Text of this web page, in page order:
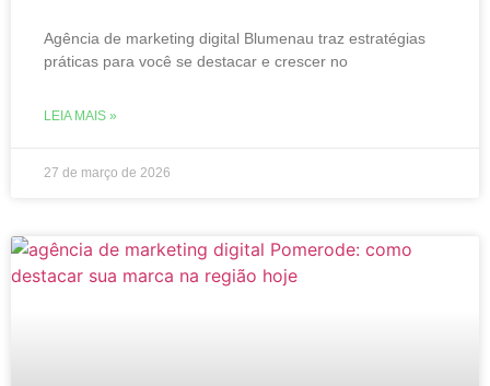
Agência de marketing digital Blumenau traz estratégias
práticas para você se destacar e crescer no
LEIA MAIS »
27 de março de 2026